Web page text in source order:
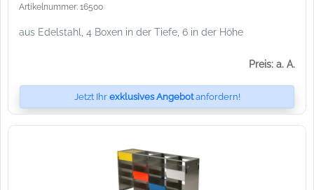
Artikelnummer: 16500
aus Edelstahl, 4 Boxen in der Tiefe, 6 in der Höhe
Preis: a. A.
Jetzt Ihr exklusives Angebotanfordern!